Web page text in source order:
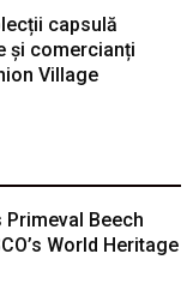
capsulă
și comercianți
Village
Beech
World Heritage